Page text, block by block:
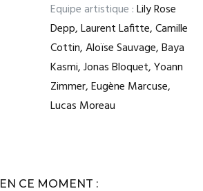
Equipe artistique :Lily Rose
Depp, Laurent Lafitte, Camille
Cottin, Aloïse Sauvage, Baya
Kasmi, Jonas Bloquet, Yoann
Zimmer, Eugène Marcuse,
Lucas Moreau
EN CE MOMENT :